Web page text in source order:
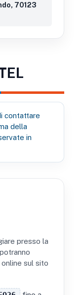
70123
contattare
della
in
presso la
sul sito